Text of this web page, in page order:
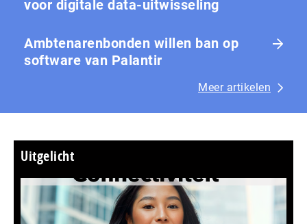
voor digitale data-uitwisseling
Ambtenarenbonden willen ban op
software van Palantir
Meer artikelen
Uitgelicht